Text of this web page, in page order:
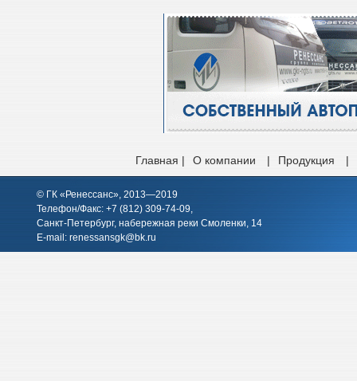
Главная | О компании | Продукция |
© ГК «Ренессанс», 2013—2019
Телефон/Факс: +7 (812) 309-74-09,
Санкт-Петербург, набережная реки Смоленки, 14
E-mail: renessansgk@bk.ru